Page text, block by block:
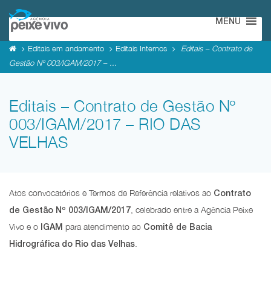
MENU
Editais em andamento Editais Internos
Editais – Contrato de
Gestão Nº 003/IGAM/2017 – ...
Editais – Contrato de Gestão Nº
003/IGAM/2017 – RIO DAS
VELHAS
Atos convocatórios e Termos de Referência relativos ao Contrato
de Gestão Nº 003/IGAM/2017 , celebrado entre a Agência Peixe
Vivo e o IGAM para atendimento ao Comitê de Bacia
Hidrográfica do Rio das Velhas